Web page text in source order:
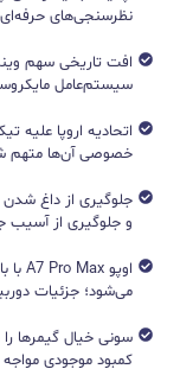
نظرسنجی‌های
افت تاریخی سهم
سیستم‌عامل
اتحادیه اروپا علیه
خصوصی آن‌ها متهم
جلوگیری از داغ شدن
و جلوگیری از آسیب
می‌شود؛ جزئیات
کمبود موجودی